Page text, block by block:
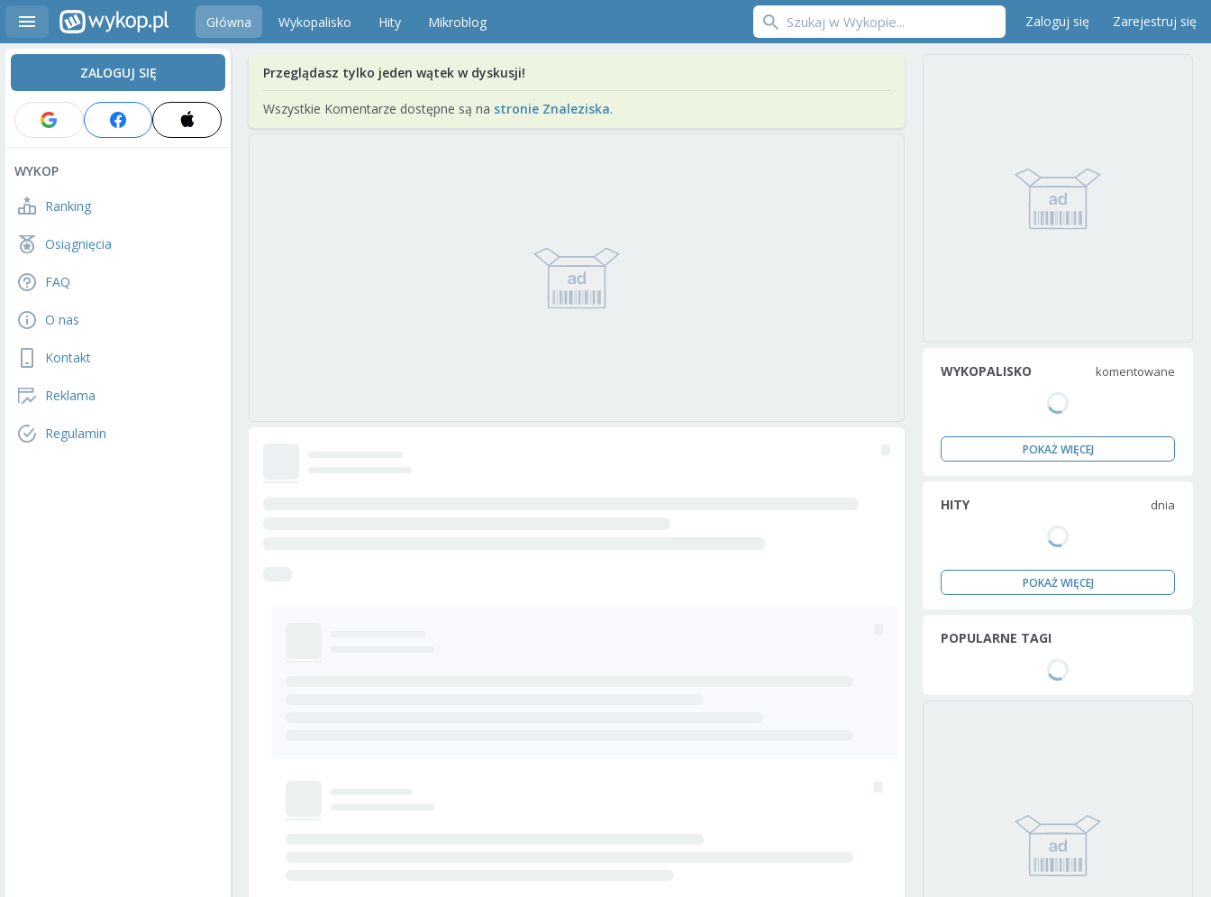
Główna Wykopalisko Hity Mikroblog Zaloguj się Zarejestruj się
ZALOGUJ SIĘ
WYKOP
Ranking
Osiągnięcia
FAQ
O nas
Kontakt
Reklama
Regulamin
Przeglądasz tylko jeden wątek w dyskusji!
Wszystkie Komentarze dostępne są na stronie Znaleziska.
WYKOPALISKO komentowane
POKAŻ WIĘCEJ
HITY dnia
POKAŻ WIĘCEJ
POPULARNE TAGI